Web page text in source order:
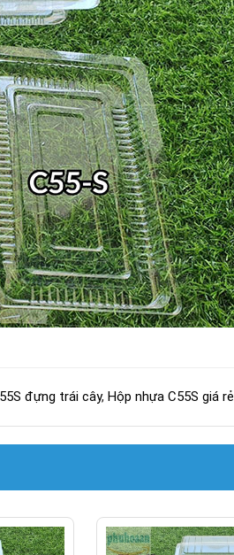
đựng trái cây, Hộp nhựa C55S giá rẻ